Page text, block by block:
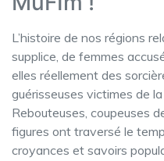
L’histoire de nos régions
supplice, de femmes
elles réellement des
guérisseuses victimes de
Rebouteuses, coupeuses
figures ont traversé le
croyances et savoirs